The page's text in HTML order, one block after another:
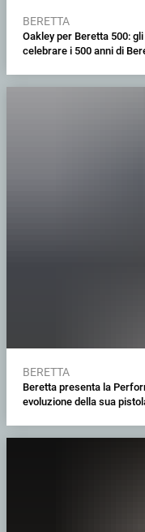
BERETTA
Oakley per Beretta 500:
celebrare i 500 anni di
BERETTA
Beretta presenta la
evoluzione della sua